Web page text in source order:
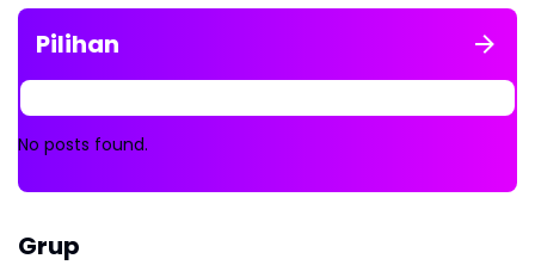
Pilihan
No posts found.
Grup